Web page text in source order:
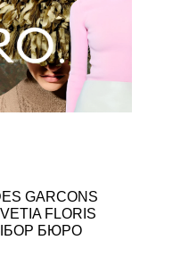
GARCONS
VETIA FLORIS
БЮРО